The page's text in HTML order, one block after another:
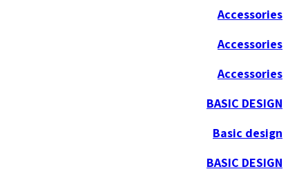
Accessories
Accessories
Accessories
BASIC DESIGN
Basic design
BASIC DESIGN